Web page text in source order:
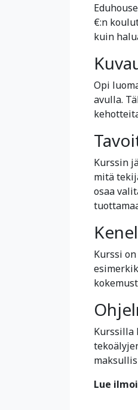
€:n
kuin
Opi
avulla.
Kurssin
mitä
osaa
Kurssi
Kurssilla
Lue